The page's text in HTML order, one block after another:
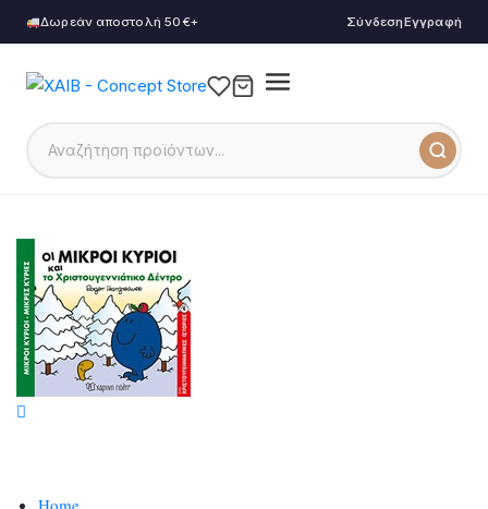
Δωρεάν αποστολή 50€+ ΣύνδεσηΕγγραφή
Home